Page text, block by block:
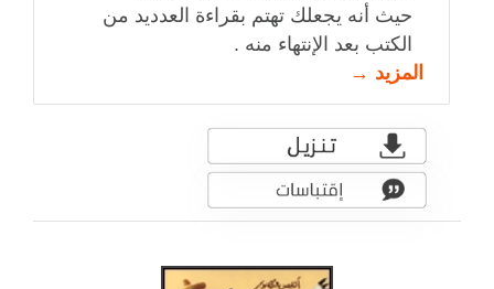
حيث أنه يجعلك تهتم بقراءة العدديد من
الكتب بعد الإنتهاء منه .
المزيد →